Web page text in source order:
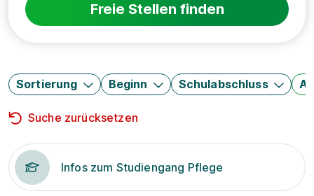
Freie Stellen finden
Sortierung Beginn Schulabschluss
Suche zurücksetzen
Infos zum Studiengang Pflege